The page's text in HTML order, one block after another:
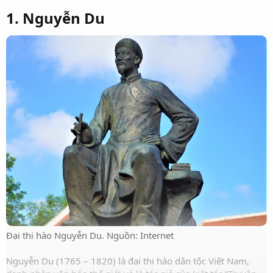
1. Nguyễn Du
Đại thi hào Nguyễn Du. Nguồn: Internet
Nguyễn Du (1765 – 1820) là đại thi hào dân tộc Việt Nam,